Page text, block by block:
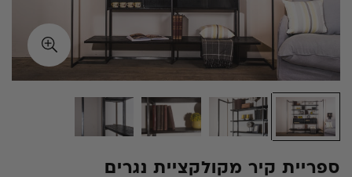
ספריית קיר מקולקציית נגרים